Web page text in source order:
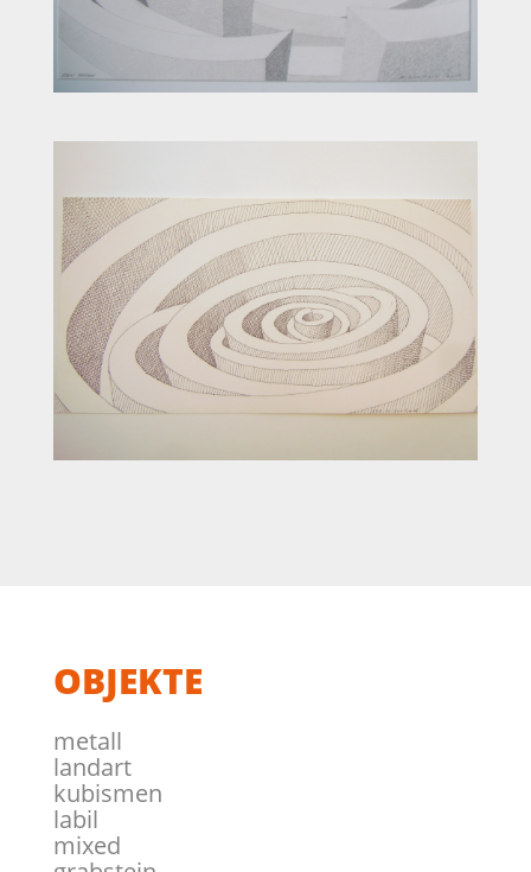
OBJEKTE
metall
landart
kubismen
labil
mixed